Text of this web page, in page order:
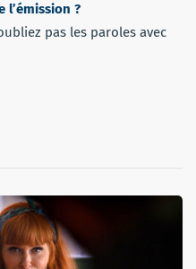
l’émission ?
pas les paroles avec